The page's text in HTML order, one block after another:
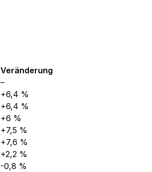
Veränderung
–
+6,4 %
+6,4 %
+6 %
+7,5 %
+7,6 %
+2,2 %
-0,8 %